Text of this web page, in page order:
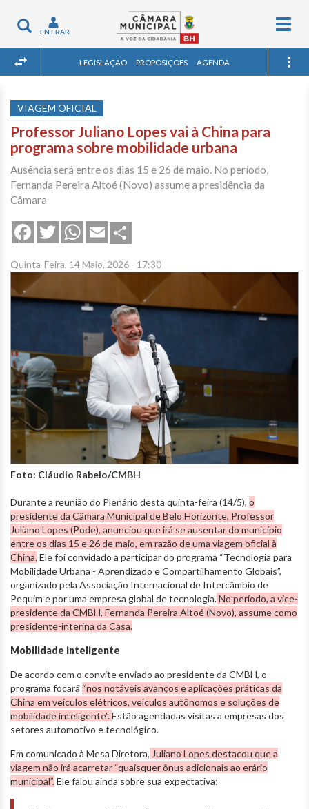
Toggle
navigation
ENTRAR
LEGISLAÇÃO PROPOSIÇÕES AGENDA
VIAGEM OFICIAL
Professor Juliano Lopes vai à China para
programa sobre mobilidade urbana
Ausência será entre os dias 15 e 26 de maio. No período,
Fernanda Pereira Altoé (Novo) assume a presidência da
Câmara
FacebookTwitterWhatsApp
Email
Quinta-Feira, 14 Maio, 2026 - 17:30
Foto: Cláudio Rabelo/CMBH
Durante a reunião do Plenário desta quinta-feira (14/5), o
presidente da Câmara Municipal de Belo Horizonte, Professor
Juliano Lopes (Pode), anunciou que irá se ausentar do município
entre os dias 15 e 26 de maio, em razão de uma viagem oficial à
China.Ele foi convidado a participar do programa “Tecnologia para
Mobilidade Urbana - Aprendizado e Compartilhamento Globais”,
organizado pela Associação Internacional de Intercâmbio de
Pequim e por uma empresa global de tecnologia.No período, a vice-
presidente da CMBH, Fernanda Pereira Altoé (Novo), assume como
presidente-interina da Casa.
Mobilidade inteligente
De acordo com o convite enviado ao presidente da CMBH, o
programa focará “nos notáveis avanços e aplicações práticas da
China em veículos elétricos, veículos autônomos e soluções de
mobilidade inteligente”.Estão agendadas visitas a empresas dos
setores automotivo e tecnológico.
Em comunicado à Mesa Diretora, Juliano Lopes destacou que a
viagem não irá acarretar “quaisquer ônus adicionais ao erário
municipal”.Ele falou ainda sobre sua expectativa: